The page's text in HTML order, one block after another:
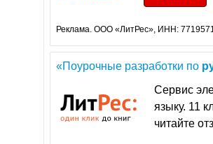
Реклама. ООО «ЛитРес», ИНН:
«Поурочные разработки по
Сервис
языку. 11
читайте